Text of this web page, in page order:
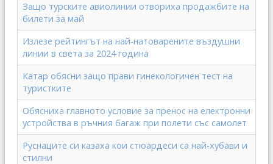
Защо турските авиолинии отвориха продажбите на
билети за май
Излезе рейтингът на най-натоварените въздушни
линии в света за 2024 година
Катар обясни защо прави гинекологичен тест на
туристките
Обясниха главното условие за пренос на електронни
устройства в ръчния багаж при полети със самолет
Руснаците си казаха кои стюардеси са най-хубави и
стилни